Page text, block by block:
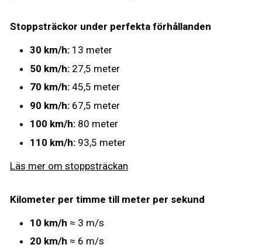
Stoppsträckor under perfekta förhållanden
30 km/h: 13 meter
50 km/h: 27,5 meter
70 km/h: 45,5 meter
90 km/h: 67,5 meter
100 km/h: 80 meter
110 km/h: 93,5 meter
Läs mer om stoppsträckan
Kilometer per timme till meter per sekund
10 km/h ≈ 3 m/s
20 km/h ≈ 6 m/s